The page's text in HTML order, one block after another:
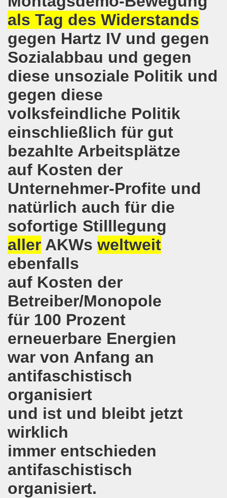
als Tag des Widerstands
gegen Hartz IV und gegen
Sozialabbau und gegen
diese unsoziale Politik und
gegen diese
volksfeindliche Politik
einschließlich für gut
bezahlte Arbeitsplätze
auf Kosten der
Unternehmer-Profite und
natürlich auch für die
sofortige Stilllegung
aller AKWs weltweit
ebenfalls
auf Kosten der
Betreiber/Monopole
für 100 Prozent
erneuerbare Energien
war von Anfang an
antifaschistisch
organisiert
und ist und bleibt jetzt
wirklich
immer entschieden
antifaschistisch
organisiert.
am 28.05.2018 und am 04.06.2018 jeweils
Gelsenkirchen am 28.05.2018
Gelsenkirchener Montagsdemo-Bewegung am
Bewegung am 07.05.2018 bestärkt Widerstand gegen
am 16.04.2018 und am 23.04.2018 mit
Bewegung im Zeichen des antifaschistischen Protestes
in der Gelsenkirchener Innenstadt am 07.04.2018
gegen die Aufmärsche der Partei "Die Rechte" stehen
sind gezwungen, die Tafel in Anspruch zu nehmen!
bei uns in Gelsenkirchen. Auftakt der weltweiten
YPG-Fahne trotz richterlicher Erlaubnis
mit heißen Brennpunkten
zur Demonstration "Efrin wird leben" 20.03.2018,
protestiert und demonstriert am 05.03.2018
Bewegung solidarisch am 19.02.2018 im Kampf gegen
Bewegung diskutiert am 19.02.2018 über heißes Eisen
Bewegung in Gelsenkirchen am 05.02.2018 wächst auf
Bewegung am 05.02.2018 diskutiert über
die türkische Invasion in Afrin - kämpferisch,
ruft auf zur ruhrgebietsweiten Demonstration